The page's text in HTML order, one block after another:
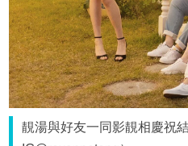
靚湯與好友一同影靚相慶祝